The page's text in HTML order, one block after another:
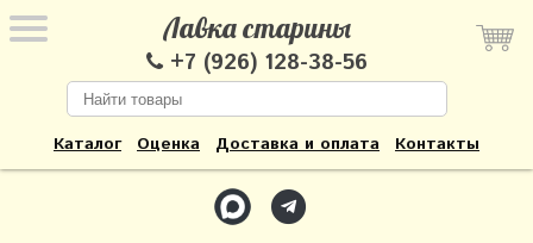
Лавка старины
+7 (926) 128-38-56
Каталог Оценка Доставка и оплата Контакты